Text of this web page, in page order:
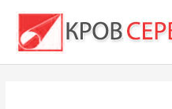
содержимому